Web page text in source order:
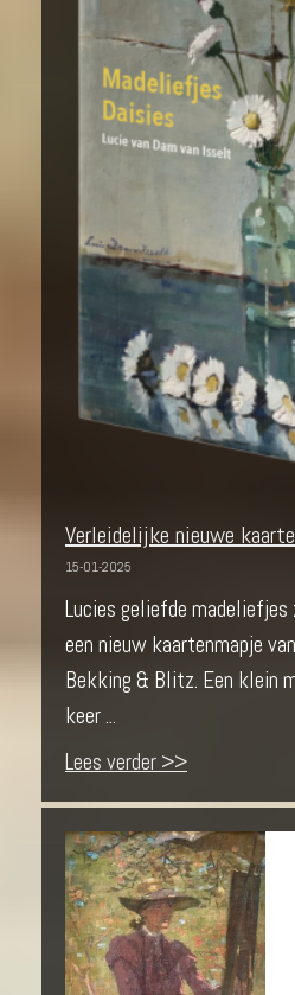
Verleidelijke nieuwe
15-01-2025
Lucies geliefde madeliefjes
een nieuw kaartenmapje
Bekking & Blitz. Een klein
keer ...
Lees verder >>